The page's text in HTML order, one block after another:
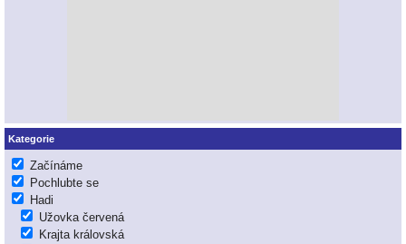
Kategorie
Začínáme
Pochlubte se
Hadi
Užovka červená
Krajta královská